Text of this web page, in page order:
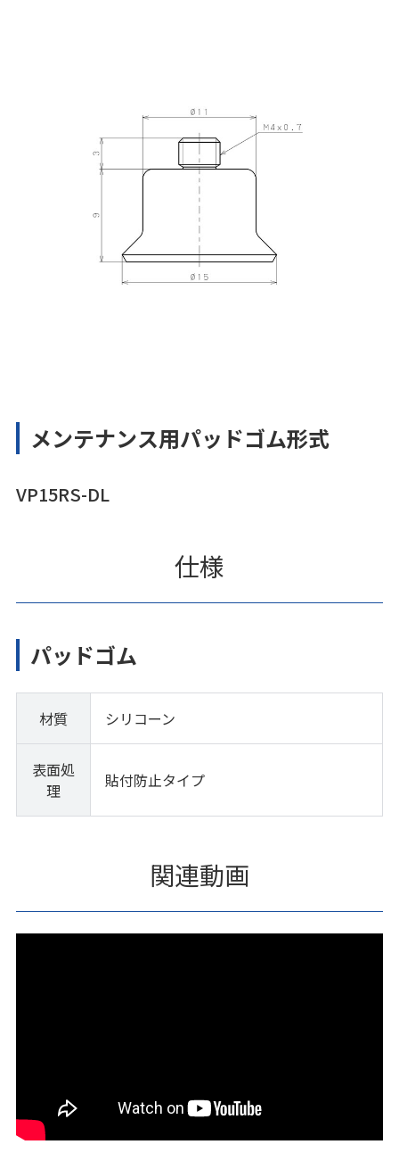
メンテナンス用パッドゴム形式
VP15RS-DL
仕様
パッドゴム
材質 シリコーン
表面処
理
貼付防止タイプ
関連動画